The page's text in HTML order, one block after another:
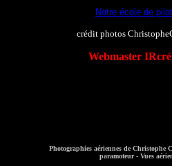
Notre école de
crédit photos
Webmaster
Photographies aériennes de Christophe
paramoteur - Vues